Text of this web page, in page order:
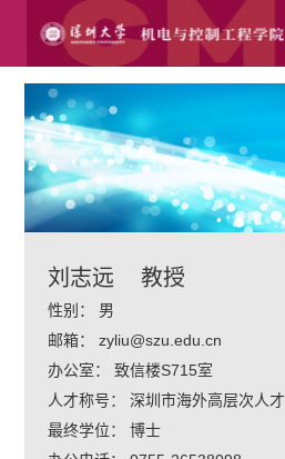
刘志远 教授
性别：
男
邮箱：
zyliu@szu.edu.cn
办公室：
致信楼S715室
人才称号：
深圳市海外高层次人才
最终学位：
博士